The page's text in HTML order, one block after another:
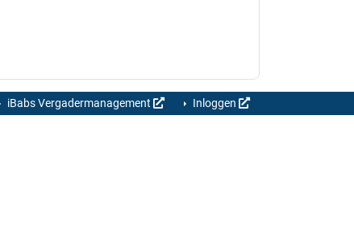
iBabs Vergadermanagement Inloggen